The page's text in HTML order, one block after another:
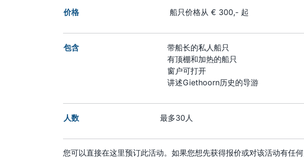
价格 船只价格从 € 300,- 起
包含
带船长的私人船只
有顶棚和加热的船只
窗户可打开
讲述Giethoorn历史的导游
人数 最多30人
您可以直接在这里预订此活动。如果您想先获得报价或对该活动有任